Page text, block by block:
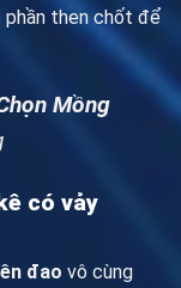
phần then chốt để
Mồng
có vảy
đao vô cùng